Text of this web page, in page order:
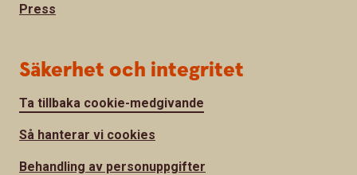
Press
Säkerhet och integritet
Ta tillbaka cookie-medgivande
Så hanterar vi cookies
Behandling av personuppgifter